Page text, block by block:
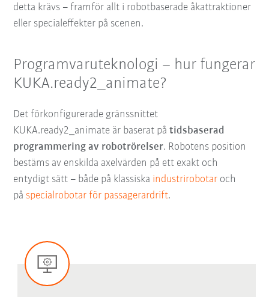
detta krävs – framför allt i robotbaserade åkattraktioner
eller specialeffekter på scenen.
Programvaruteknologi – hur fungerar
KUKA.ready2_animate?
Det förkonfigurerade gränssnittet
KUKA.ready2_animate är baserat påtidsbaserad
programmering av robotrörelser. Robotens position
bestäms av enskilda axelvärden på ett exakt och
entydigt sätt – både på klassiska industrirobotar och
på specialrobotar för passagerardrift.